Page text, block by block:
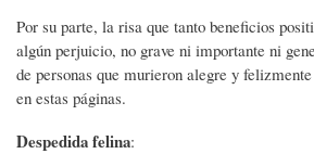
Por su parte, la risa que tanto beneficios
algún perjuicio, no grave ni importante ni
de personas que murieron alegre y
en estas páginas.
Despedida felina: